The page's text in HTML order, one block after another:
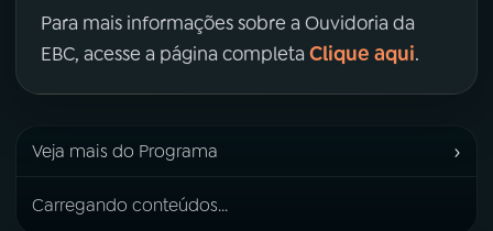
Para mais informações sobre a Ouvidoria da
EBC, acesse a página completa Clique aqui.
Veja mais do Programa ›
Carregando conteúdos...